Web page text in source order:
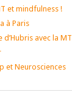
et mindfulness !
à Paris
avec la MT
et Neurosciences